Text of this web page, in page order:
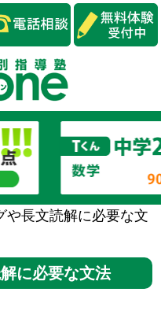
や長文読解に必要な文
に必要な文法